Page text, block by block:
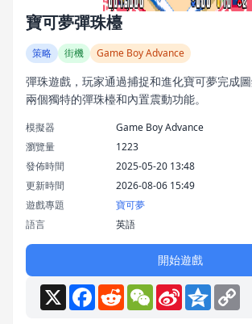
遊戲專題
最近玩過
寶可夢彈珠檯
策略 街機 Game Boy Advance
彈珠遊戲，玩家通過捕捉和進化寶可夢完成
兩個獨特的彈珠檯和內置震動功能。
模擬器
Game Boy Advance
瀏覽量
1223
發佈時間
2025-05-20 13:48
更新時間
2026-08-06 15:49
遊戲專題
寶可夢
語言
英語
開始遊戲
X Facebook
RedditWeChat
Sina
Weibo
Qzone